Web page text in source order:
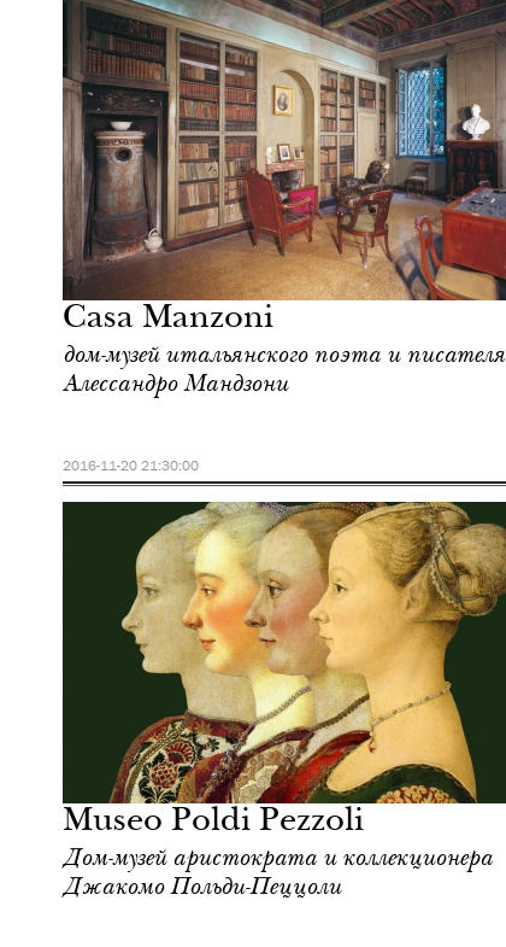
Casa Manzoni
дом-музей итальянского поэта и писателя
Алессандро Мандзони
2016-11-20 21:30:00
Городская среда
Милан
Museo Poldi Pezzoli
Дом-музей аристократа и коллекционера
Джакомо Польди-Пеццоли
Шоппинг
Милан